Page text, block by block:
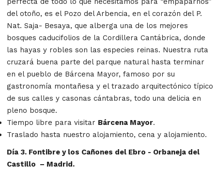
del otoño, es el Pozo del Arbencia, en el corazón del P.
Nat. Saja- Besaya, que alberga una de los mejores
bosques caducifolios de la Cordillera Cantábrica, donde
las hayas y robles son las especies reinas. Nuestra ruta
cruzará buena parte del parque natural hasta terminar
en el pueblo de Bárcena Mayor, famoso por su
gastronomía montañesa y el trazado arquitectónico típico
de sus calles y casonas cántabras, todo una delicia en
pleno bosque.
Tiempo libre para visitar Bárcena Mayor.
Traslado hasta nuestro alojamiento, cena y alojamiento.
Día 3. Fontibre y los Cañones del Ebro - Orbaneja del
Castillo – Madrid.